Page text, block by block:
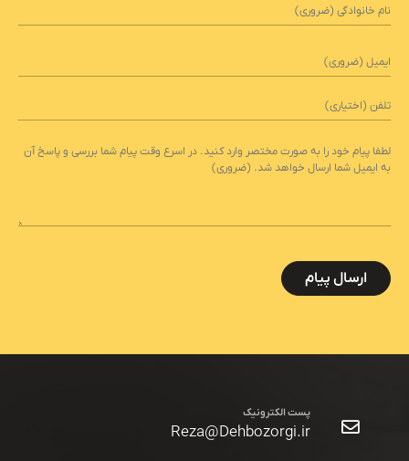
(ضروری)
پست
الکترونیک
(ضروری)تلفن
پیام
(ضروری)
امنیتی
پست الکترونیک
Reza@Dehbozorgi.ir